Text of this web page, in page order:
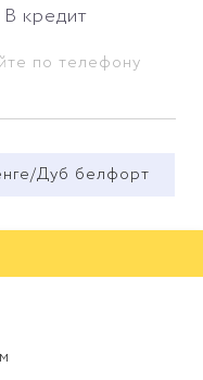
В кредит
по телефону
Дуб белфорт